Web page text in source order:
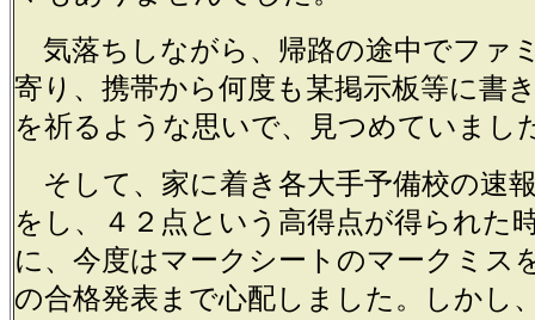
気落ちしながら、帰路の途中でファ
寄り、携帯から何度も某掲示板等に書
を祈るような思いで、見つめていまし
そして、家に着き各大手予備校の速
をし、４２点という高得点が得られた
に、今度はマークシートのマークミス
の合格発表まで心配しました。しかし